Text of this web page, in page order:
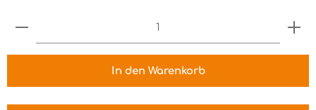
Produkt Anzahl: Gib den gewünschten Wert
In den Warenkorb